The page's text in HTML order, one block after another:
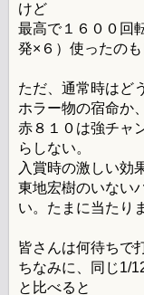
けど
最高で１６００回
発×６）使ったのも
ただ、通常時はど
ホラー物の宿命か
赤８１０は強チャ
らしない。
入賞時の激しい効
東地宏樹のいない
い。たまに当たり
皆さんは何待ちで
ちなみに、同じ1/
と比べると